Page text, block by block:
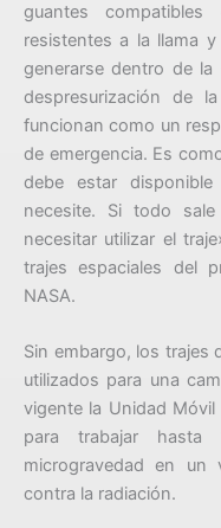
guantes
resistentes a la llama
generarse dentro de
despresurización de
funcionan como un
de emergencia. Es
debe estar
necesite. Si todo
necesitar utilizar el
trajes espaciales del
NASA.
Sin embargo, los trajes
utilizados para una
vigente la Unidad Móvil
para trabajar
microgravedad en
contra la radiación.